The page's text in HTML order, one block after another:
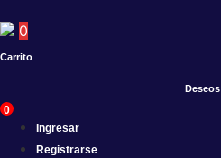
0
Carrito
Deseos
0
Ingresar
Registrarse